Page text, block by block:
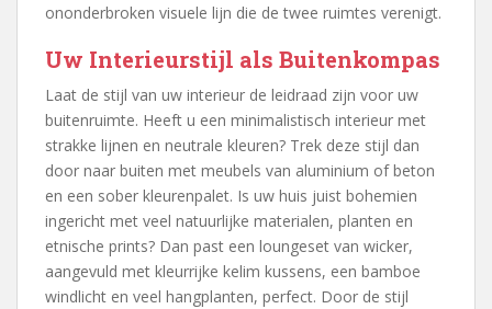
ononderbroken visuele lijn die de twee ruimtes verenigt.
Uw Interieurstijl als Buitenkompas
Laat de stijl van uw interieur de leidraad zijn voor uw
buitenruimte. Heeft u een minimalistisch interieur met
strakke lijnen en neutrale kleuren? Trek deze stijl dan
door naar buiten met meubels van aluminium of beton
en een sober kleurenpalet. Is uw huis juist bohemien
ingericht met veel natuurlijke materialen, planten en
etnische prints? Dan past een loungeset van wicker,
aangevuld met kleurrijke kelim kussens, een bamboe
windlicht en veel hangplanten, perfect. Door de stijl